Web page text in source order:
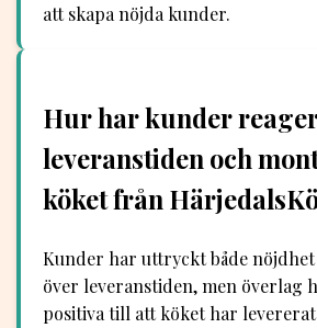
att skapa nöjda kunder.
Hur har kunder
leveranstiden och
köket från
Kunder har uttryckt både nöjdhet
över leveranstiden, men överlag
positiva till att köket har